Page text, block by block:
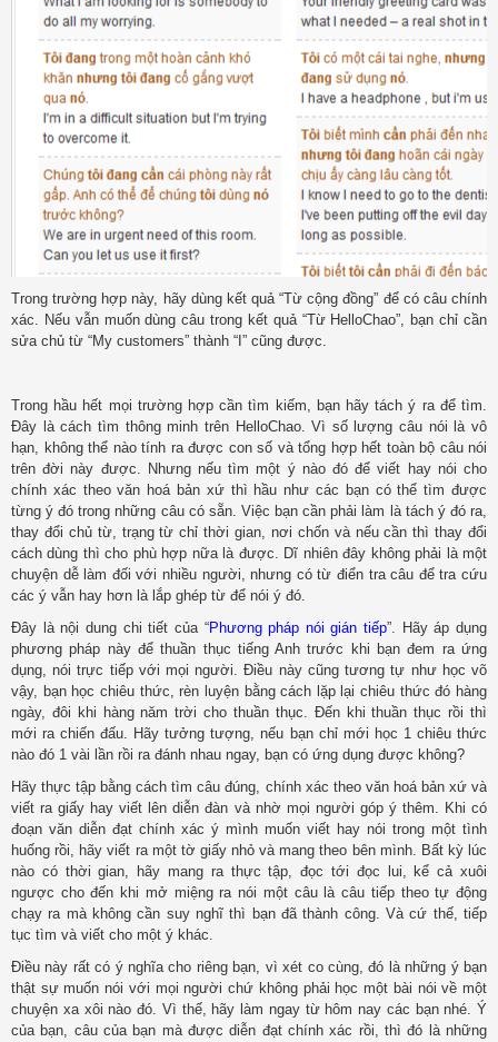
Trong trường hợp này, hãy dùng kết quả “Từ cộng đồng” để có câu chính
xác. Nếu vẫn muốn dùng câu trong kết quả “Từ HelloChao”, bạn chỉ cần
sửa chủ từ “My customers” thành “I” cũng được.
Trong hầu hết mọi trường hợp cần tìm kiếm, bạn hãy tách ý ra để tìm.
Đây là cách tìm thông minh trên HelloChao. Vì số lượng câu nói là vô
hạn, không thể nào tính ra được con số và tổng hợp hết toàn bộ câu nói
trên đời này được. Nhưng nếu tìm một ý nào đó để viết hay nói cho
chính xác theo văn hoá bản xứ thì hầu như các bạn có thể tìm được
từng ý đó trong những câu có sẵn. Việc bạn cần phải làm là tách ý đó ra,
thay đổi chủ từ, trạng từ chỉ thời gian, nơi chốn và nếu cần thì thay đổi
cách dùng thì cho phù hợp nữa là được. Dĩ nhiên đây không phải là một
chuyện dễ làm đối với nhiều người, nhưng có từ điển tra câu để tra cứu
các ý vẫn hay hơn là lắp ghép từ để nói ý đó.
Đây là nội dung chi tiết của “Phương pháp nói gián tiếp”. Hãy áp dụng
phương pháp này để thuần thục tiếng Anh trước khi bạn đem ra ứng
dụng, nói trực tiếp với mọi người. Điều này cũng tương tự như học võ
vậy, bạn học chiêu thức, rèn luyện bằng cách lặp lại chiêu thức đó hàng
ngày, đôi khi hàng năm trời cho thuần thục. Đến khi thuần thục rồi thì
mới ra chiến đấu. Hãy tưởng tượng, nếu bạn chỉ mới học 1 chiêu thức
nào đó 1 vài lần rồi ra đánh nhau ngay, bạn có ứng dụng được không?
Hãy thực tập bằng cách tìm câu đúng, chính xác theo văn hoá bản xứ và
viết ra giấy hay viết lên diễn đàn và nhờ mọi người góp ý thêm. Khi có
đoạn văn diễn đạt chính xác ý mình muốn viết hay nói trong một tình
huống rồi, hãy viết ra một tờ giấy nhỏ và mang theo bên mình. Bất kỳ lúc
nào có thời gian, hãy mang ra thực tập, đọc tới đọc lui, kể cả xuôi
ngược cho đến khi mở miệng ra nói một câu là câu tiếp theo tự động
chạy ra mà không cần suy nghĩ thì bạn đã thành công. Và cứ thế, tiếp
tục tìm và viết cho một ý khác.
Điều này rất có ý nghĩa cho riêng bạn, vì xét co cùng, đó là những ý bạn
thật sự muốn nói với mọi người chứ không phải học một bài nói về một
chuyện xa xôi nào đó. Vì thế, hãy làm ngay từ hôm nay các bạn nhé. Ý
của bạn, câu của bạn mà được diễn đạt chính xác rồi, thì đó là những